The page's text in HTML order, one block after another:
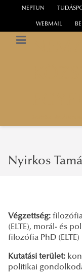
WEBMAIL
NEPTUN
Nyirkos
Végzettség:
(ELTE), morál- és
filozófia PhD (ELTE)
Kutatási terület:
politikai